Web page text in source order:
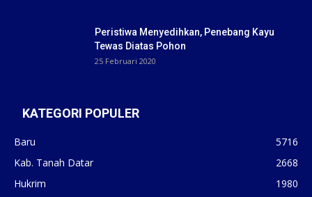
Peristiwa Menyedihkan, Penebang Kayu
Tewas Diatas Pohon
25 Februari 2020
KATEGORI POPULER
Baru
5716
Kab. Tanah Datar
2668
Hukrim
1980